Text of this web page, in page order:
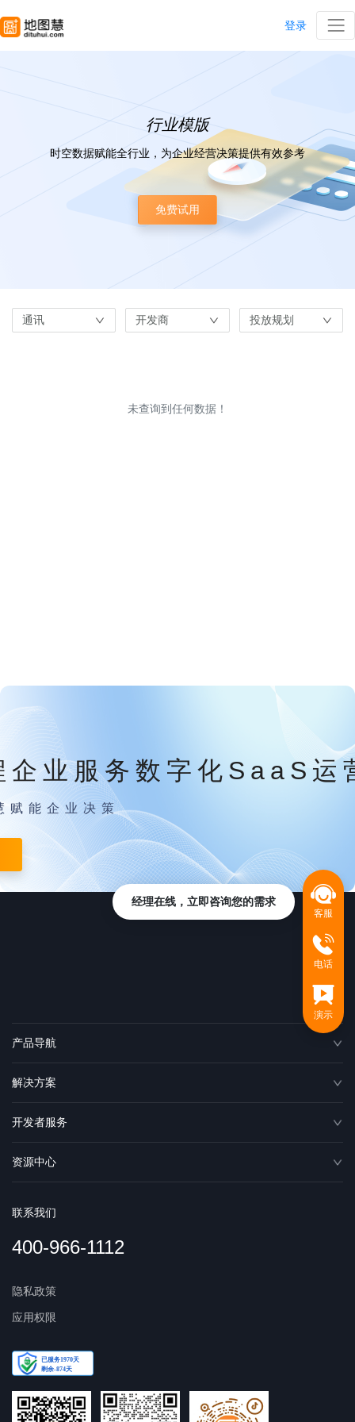
登录
行业模版
时空数据赋能全行业，为企业经营决策提供有效参考
免费试用
通讯 开发商 投放规划
未查询到任何数据！
企业服务数字化SaaS运
赋能企业决策
产品导航
解决方案
开发者服务
资源中心
联系我们
400-966-1112
隐私政策
应用权限
客服
电话
演示
经理在线，立即咨询您的需求